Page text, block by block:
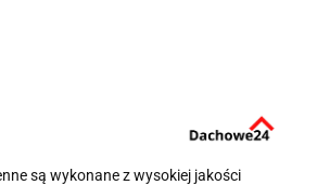
są wykonane z wysokiej jakości